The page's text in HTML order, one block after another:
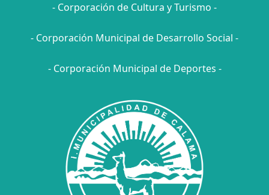
- Corporación de Cultura y Turismo -
- Corporación Municipal de Desarrollo Social -
- Corporación Municipal de Deportes -